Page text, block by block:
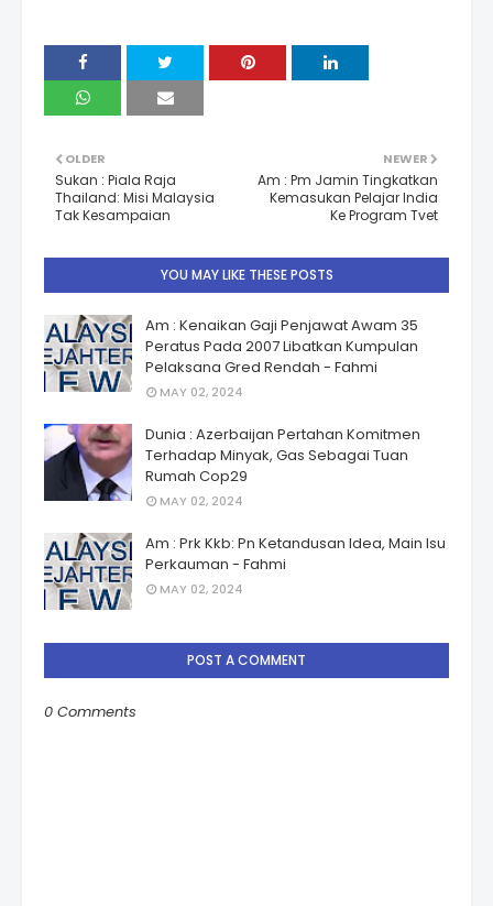
NEWER
Am : Pm Jamin Tingkatkan
Kemasukan Pelajar India
Ke Program Tvet
OLDER
Sukan : Piala Raja
Thailand: Misi Malaysia
Tak Kesampaian
YOU MAY LIKE THESE POSTS
Am : Kenaikan Gaji Penjawat Awam 35
Peratus Pada 2007 Libatkan Kumpulan
Pelaksana Gred Rendah - Fahmi
MAY 02, 2024
Dunia : Azerbaijan Pertahan Komitmen
Terhadap Minyak, Gas Sebagai Tuan
Rumah Cop29
MAY 02, 2024
Am : Prk Kkb: Pn Ketandusan Idea, Main Isu
Perkauman - Fahmi
MAY 02, 2024
POST A COMMENT
0 Comments